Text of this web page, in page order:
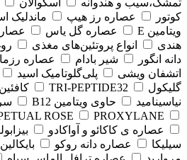
تمشک،سیب و هندوانه
اسکوالان
کوتور
عصاره رز هیپ ماندلیک
ویتامین E
عصاره گل یاس
هندی
انواع پروتئین‌های مغذی
دانه انگور
شیر بادام عصاره
اتشفان ویشی
پلی‌گلوتامیک اسید
گلیکول
TRI-PEPTIDE32 کافئین
نیاسینامید
حاوی ویتامین B12
ROSE
PROXYLANE
عصاره ی کاکائو و آواکادو
سیلیکا
عصاره دانه روکو بایکالین